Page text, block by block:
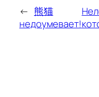
← 熊猫
недоумевает!